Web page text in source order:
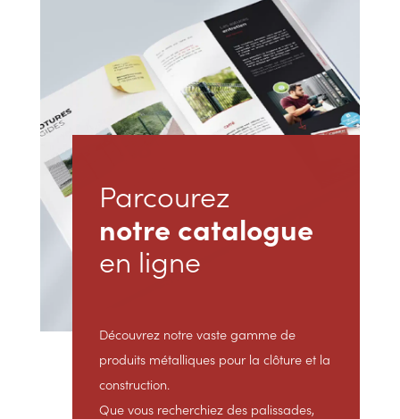
Parcourez
notre catalogue
en ligne
Découvrez notre vaste gamme de
produits métalliques pour la clôture et la
construction.
Que vous recherchiez des palissades,